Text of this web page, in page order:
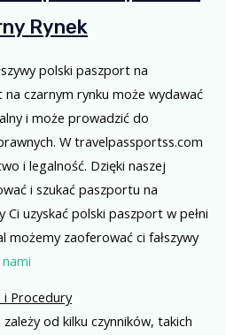
Rynek
polski paszport na
czarnym rynku może wydawać
i może prowadzić do
W travelpassportss.com
i legalność. Dzięki naszej
i szukać paszportu na
Ci uzyskać polski paszport w pełni
możemy zaoferować ci fałszywy
i Procedury
od kilku czynników, takich